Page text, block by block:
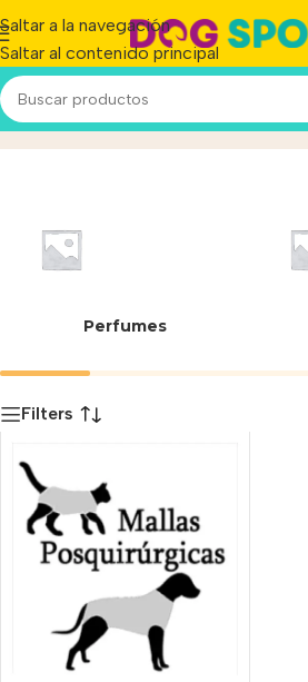
Saltar a la navegación
Saltar al contenido principal
06180Inicio/Producto
Perfumes
Filters